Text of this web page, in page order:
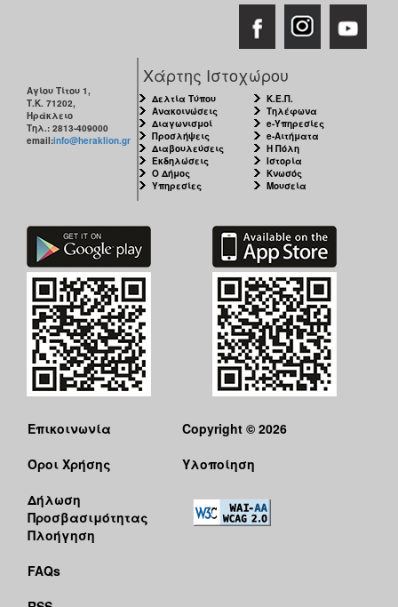
Αγίου Τίτου 1,
Τ.Κ. 71202,
Ηράκλειο
Τηλ.: 2813-409000
email:info@heraklion.gr
Χάρτης Ιστοχώρου
Δελτία Τύπου
Ανακοινώσεις
Διαγωνισμοί
Προσλήψεις
Διαβουλεύσεις
Εκδηλώσεις
Ο Δήμος
Υπηρεσίες
Κ.Ε.Π.
Τηλέφωνα
e-Υπηρεσίες
e-Αιτήματα
Η Πόλη
Ιστορία
Κνωσός
Μουσεία
Επικοινωνία
Όροι Χρήσης
Δήλωση
Προσβασιμότητας
Πλοήγηση
FAQs
Copyright © 2026
Υλοποίηση